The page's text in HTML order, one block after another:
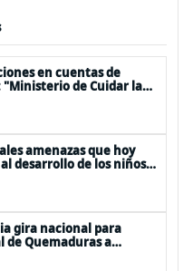
en cuentas de
de Cuidar la
de la amistad..."
amenazas que hoy
desarrollo de los niños
gira nacional para
Quemaduras a
salud